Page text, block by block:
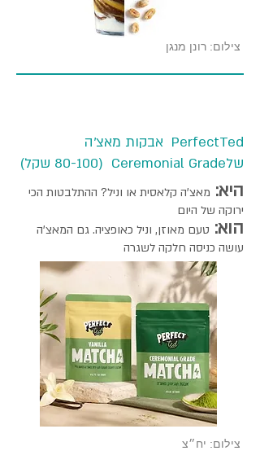
צילום: רונן מנגן
PerfectTed אבקות מאצ'ה
שלCeremonial Grade (80-100 שקל)
היא: מאצ'ה קלאסית או וניל? ההתלבטות הכי
ירוקה של היום
הוא: טעם מאוזן, וניל כאופציה. גם המאצ'ה
עושה כניסה חלקה לשגרה
צילום: יח״צ